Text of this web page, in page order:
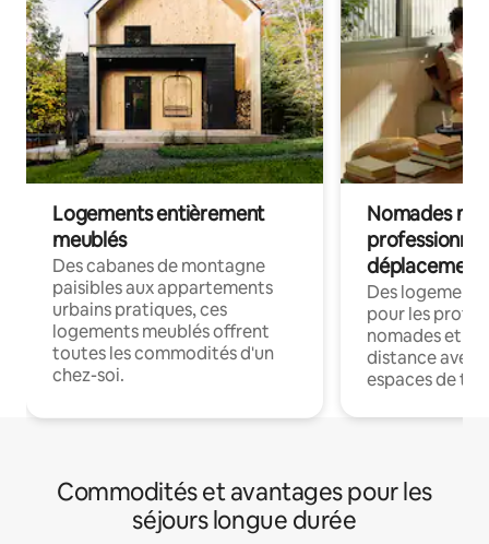
Logements entièrement
meublés
Des cabanes de montagne
paisibles aux appartements
urbains pratiques, ces
logements meublés offrent
toutes les commodités d'un
chez-soi.
Nomades
déplacement
Des
pour les
nomades et
distance avec
espaces de
Commodités et avantages pour les
séjours longue durée